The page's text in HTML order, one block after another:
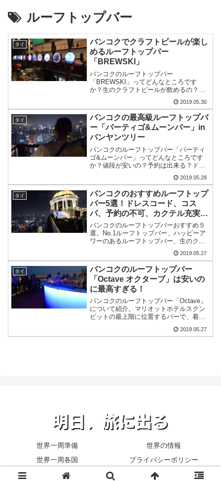
ルーフトップバー
タイ
バンコクでクラフトビールが楽し
めるルーフトップバー
「BREWSKI」
バンコクのルーフトップバー
「BREWSKI」ってどんなところです
か？生のクラフトビールが飲めるの？値
何時に行くのがおすすめ？こういった疑
問にお答えします。この記事で
BREWSKIについてわかること。 生の...
2019.05.30
タイ
バンコクの最高級ルーフトップバ
ー「バーティゴ&ムーンバー」in
バンヤンツリー
バンコクのルーフトップバー「バーティ
ゴ&ムーンバー」ってどんなところです
か？値段が安いの？予約は出来る？ドレ
こういった疑問にお答えします。この記
事でバーティゴ&ムーンバーについてわ
かること。 営業時間は1...
2019.05.28
タイ
バンコクのおすすめルーフトップ
バー5選！ドレスコード、コス
パ、予約の不可、カクテル充実・
クラフトビールが充実のルーフト
ップバーを紹介
バンコクのルーフトップバーおすすめ５
選。No.1ルーフトップバー、ハッピーア
ワーのあるルーフトップバー、生のクラ
フトビールが飲めるルーフトップバーな
2019.05.27
タイ
バンコクのルーフトップバー
「Octave オクターブ」は安いの
に最高すぎる！
バンコクのルーフトップバー「Octave」
について紹介。マリオットホテルスクン
ビットの最上階に位置するバーで、着席
しめます。バンコクに行ったらぜひ行っ
2019.05.27
世界一周準備
世界の情報
世界一周各国
プライバシーポリシー
© 2015 明日、旅に出る.